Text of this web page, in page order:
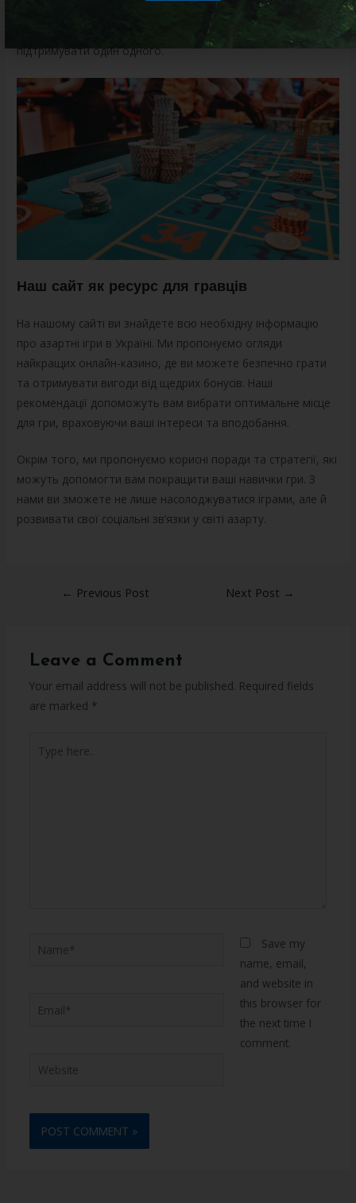
своїми враженнями, що підвищує інтерес до ігор та сприяє
формуванню активних спільнот, де люди можуть
підтримувати один одного.
Наш сайт як ресурс для гравців
На нашому сайті ви знайдете всю необхідну інформацію
про азартні ігри в Україні. Ми пропонуємо огляди
найкращих онлайн-казино, де ви можете безпечно грати
та отримувати вигоди від щедрих бонусів. Наші
рекомендації допоможуть вам вибрати оптимальне місце
для гри, враховуючи ваші інтереси та вподобання.
Окрім того, ми пропонуємо корисні поради та стратегії, які
можуть допомогти вам покращити ваші навички гри. З
нами ви зможете не лише насолоджуватися іграми, але й
розвивати свої соціальні зв’язки у світі азарту.
← Previous Post Next Post →
Leave a Comment
Your email address will not be published. Required fields
are marked *
Save my
name, email,
and website in
this browser for
the next time I
comment.